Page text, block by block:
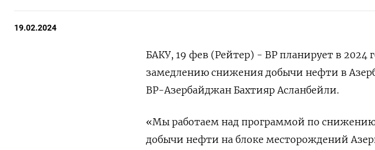
19.02.2024
БАКУ, 19 фев (Рейтер) - BP планирует в 2024
замедлению снижения добычи нефти в
ВР-Азербайджан Бахтияр Асланбейли.
«Мы работаем над программой по снижению
добычи нефти на блоке месторождений